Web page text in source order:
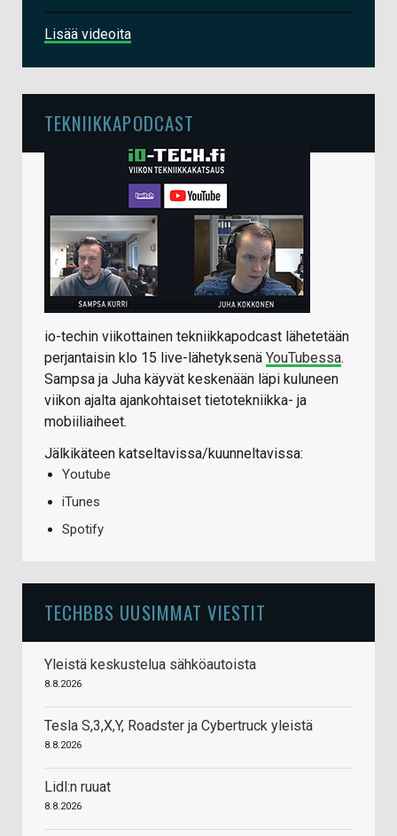
Lisää videoita
TEKNIIKKAPODCAST
io-techin viikottainen tekniikkapodcast lähetetään
perjantaisin klo 15 live-lähetyksenä YouTubessa.
Sampsa ja Juha käyvät keskenään läpi kuluneen
viikon ajalta ajankohtaiset tietotekniikka- ja
mobiiliaiheet.
Jälkikäteen katseltavissa/kuunneltavissa:
Youtube
iTunes
Spotify
TECHBBS UUSIMMAT VIESTIT
Yleistä keskustelua sähköautoista
8.8.2026
Tesla S,3,X,Y, Roadster ja Cybertruck yleistä
8.8.2026
Lidl:n ruuat
8.8.2026